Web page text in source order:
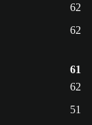
62
62
61
62
51